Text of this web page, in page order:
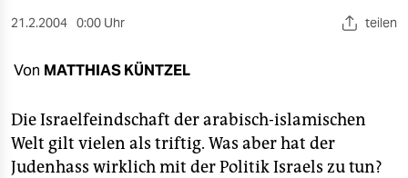
sport
berlin
nord
21.2.2004 0:00 Uhr teilen
Von MATTHIAS KÜNTZEL
Die Israelfeindschaft der arabisch-islamischen
Welt gilt vielen als triftig. Was aber hat der
Judenhass wirklich mit der Politik Israels zu tun?